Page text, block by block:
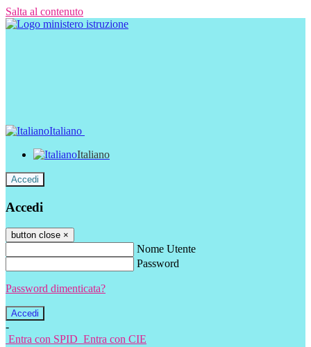
Salta al contenuto
Italiano
Italiano
Accedi
Accedi
button close ×
Nome Utente
Password
Password dimenticata?
-
Entra con SPID Entra con CIE